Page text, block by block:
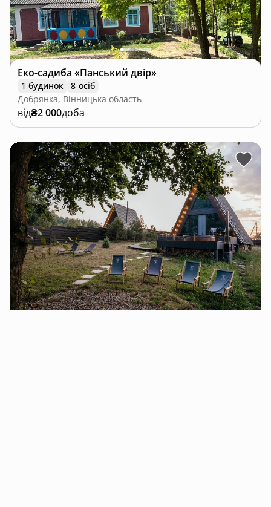
Еко-садиба «Панський двір»
1 будинок
8 осіб
Добрянка, Вінницька область
від₴2 000доба